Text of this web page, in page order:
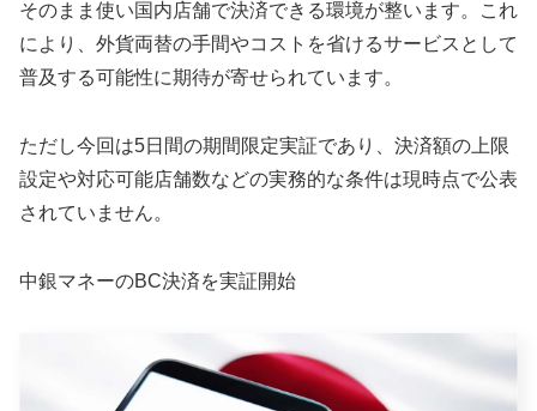
そのまま使い国内店舗で決済できる環境が整います。これ
により、外貨両替の手間やコストを省けるサービスとして
普及する可能性に期待が寄せられています。
ただし今回は5日間の期間限定実証であり、決済額の上限
設定や対応可能店舗数などの実務的な条件は現時点で公表
されていません。
中銀マネーのBC決済を実証開始